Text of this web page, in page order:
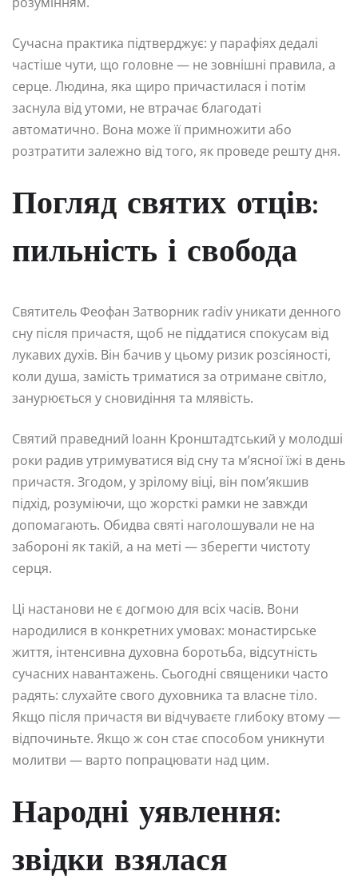
Сучасна практика підтверджує: у парафіях дедалі
частіше чути, що головне — не зовнішні правила, а
серце. Людина, яка щиро причастилася і потім
заснула від утоми, не втрачає благодаті
автоматично. Вона може її примножити або
розтратити залежно від того, як проведе решту дня.
Погляд святих отців:
пильність і свобода
Святитель Феофан Затворник radiv уникати денного
сну після причастя, щоб не піддатися спокусам від
лукавих духів. Він бачив у цьому ризик розсіяності,
коли душа, замість триматися за отримане світло,
занурюється у сновидіння та млявість.
Святий праведний Іоанн Кронштадтський у молодші
роки радив утримуватися від сну та м’ясної їжі в день
причастя. Згодом, у зрілому віці, він пом’якшив
підхід, розуміючи, що жорсткі рамки не завжди
допомагають. Обидва святі наголошували не на
забороні як такій, а на меті — зберегти чистоту
серця.
Ці настанови не є догмою для всіх часів. Вони
народилися в конкретних умовах: монастирське
життя, інтенсивна духовна боротьба, відсутність
сучасних навантажень. Сьогодні священики часто
радять: слухайте свого духовника та власне тіло.
Якщо після причастя ви відчуваєте глибоку втому —
відпочиньте. Якщо ж сон стає способом уникнути
молитви — варто попрацювати над цим.
Народні уявлення:
звідки взялася